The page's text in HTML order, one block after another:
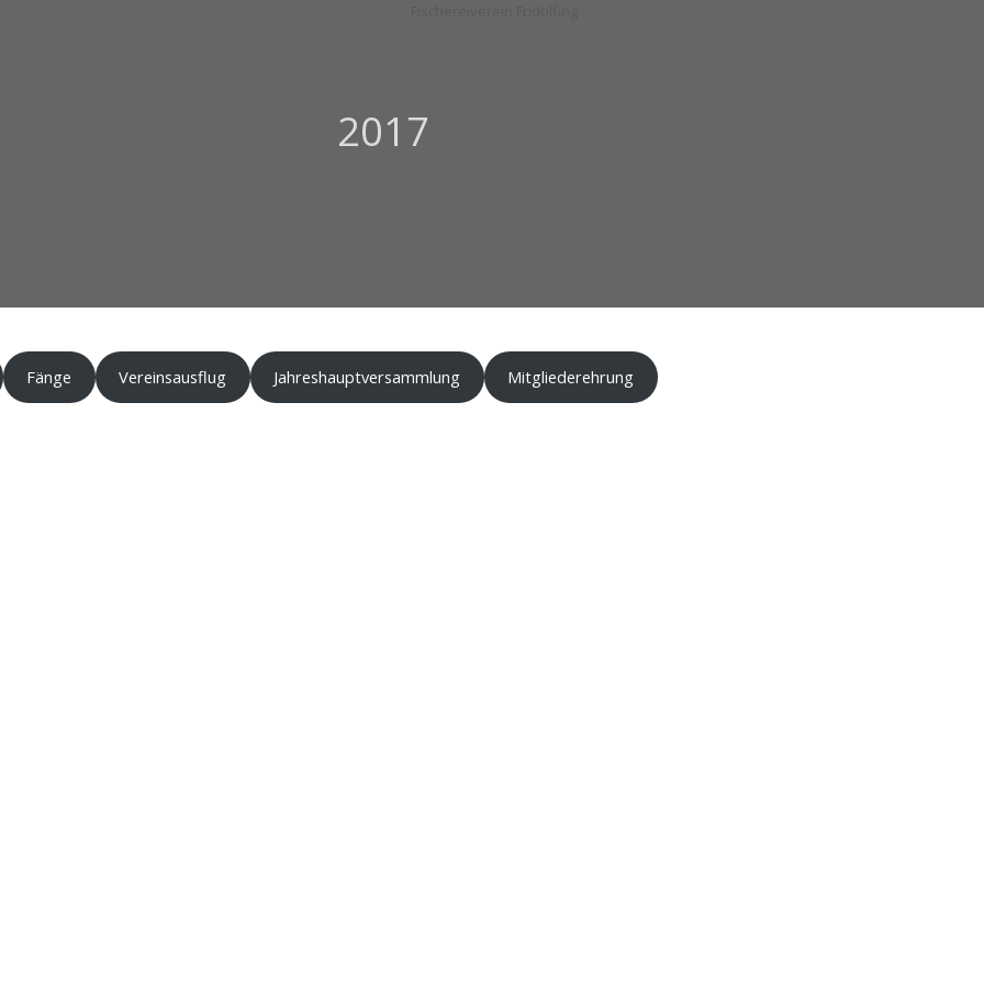
2017
Fänge Vereinsausflug Jahreshauptversammlung Mitgliederehrung